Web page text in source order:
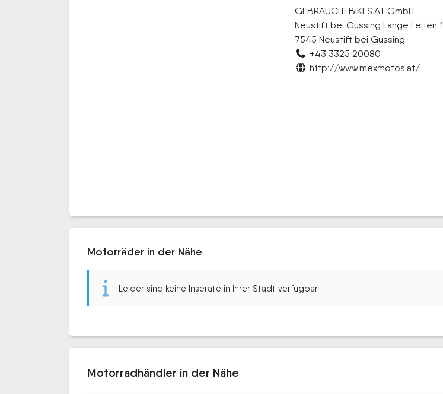
GEBRAUCHTBIKES.AT GmbH
Neustift bei Güssing Lange Leiten 1
7545 Neustift bei Güssing
+43 3325 20080
http://www.mexmotos.at/
Motorräder in der Nähe
Leider sind keine Inserate in Ihrer Stadt verfügbar
Motorradhändler in der Nähe